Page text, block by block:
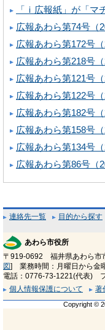
「ｉ広報紙」が「マ
広報あわら第74号（
広報あわら第172号（
広報あわら第218号（
広報あわら第121号（
広報あわら第122号（
広報あわら第182号（
広報あわら第158号（
広報あわら第134号（
広報あわら第86号（
連絡先一覧 目的から探す
あわら市役所
〒919-0692 福井県あわら市
図] 業務時間：月曜日から金
電話：0776-73-1221(代表)
個人情報保護について
著
Copyright ©